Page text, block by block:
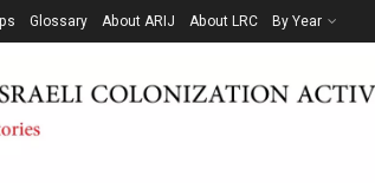
Glossary About ARIJ About LRC By Year